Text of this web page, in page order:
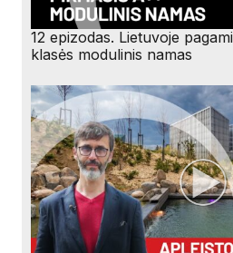
12 epizodas. Lietuvoje
klasės modulinis namas